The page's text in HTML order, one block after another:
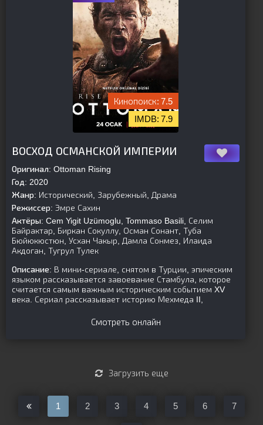
7.5
7.9
ВОСХОД ОСМАНСКОЙ ИМПЕРИИ
Оригинал: Ottoman Rising
Год: 2020
Жанр: Исторический, Зарубежный, Драма
Режиссер: Эмре Сахин
Актёры: Cem Yigit Uzümoglu, Tommaso Basili, Селим
Байрактар, Биркан Сокуллу, Осман Сонант, Туба
Бюйюкюстюн, Усхан Чакыр, Дамла Сонмез, Илаида
Акдоган, Тугрул Тулек
Описание: В мини-сериале, снятом в Турции, эпическим
языком рассказывается завоевание Стамбула, которое
считается самым важным историческим событием XV
века. Сериал рассказывает историю Мехмеда II,
Смотреть онлайн
Загрузить еще
1 2 3 4 5 6 7